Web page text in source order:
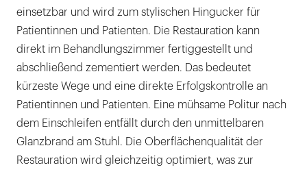
einsetzbar und wird zum stylischen Hingucker für
Patientinnen und Patienten. Die Restauration kann
direkt im Behandlungszimmer fertiggestellt und
abschließend zementiert werden. Das bedeutet
kürzeste Wege und eine direkte Erfolgskontrolle an
Patientinnen und Patienten. Eine mühsame Politur nach
dem Einschleifen entfällt durch den unmittelbaren
Glanzbrand am Stuhl. Die Oberflächenqualität der
Restauration wird gleichzeitig optimiert, was zur